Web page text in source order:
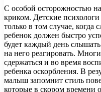
С особой осторожностью
криком. Детские
только в том случае,
ребенок должен быстро
будет каждый день
на него реагировать.
сдержаться и во время
ребенка оскорбления. В
малыш запомнит стиль
которые в скором времени